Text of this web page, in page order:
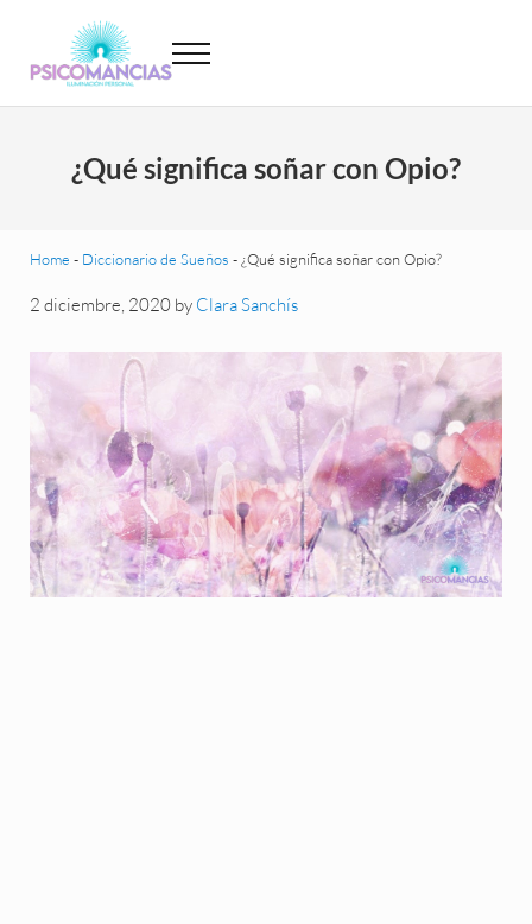
Psicomancias
Menu
¿Qué significa soñar con Opio?
Home - Diccionario de Sueños -¿Qué significa soñar con Opio?
2 diciembre, 2020 by Clara Sanchís